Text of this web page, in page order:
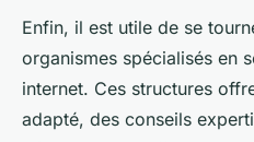
Enfin, il est utile de se
organismes spécialisés en
internet. Ces structures
adapté, des conseils